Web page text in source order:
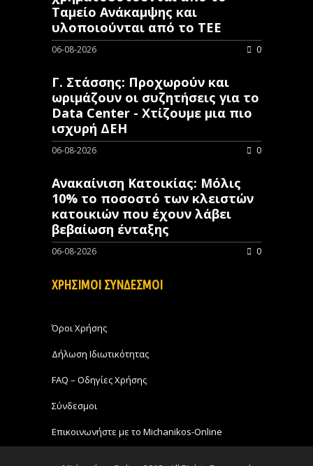
Ταμείο Ανάκαμψης και
υλοποιούνται από το ΤΕΕ
06-08-2026 0
Γ. Στάσσης: Προχωρούν και
ωριμάζουν οι συζητήσεις για το
Data Center - Χτίζουμε μια πιο
ισχυρή ΔΕΗ
06-08-2026 0
Ανακαίνιση Κατοικίας: Μόλις
10% το ποσοστό των κλειστών
κατοικιών που έχουν λάβει
βεβαίωση ένταξης
06-08-2026 0
ΧΡΗΣΙΜΟΙ ΣΥΝΔΕΣΜΟΙ
Όροι Χρήσης
Δήλωση Ιδιωτικότητας
FAQ – Οδηγίες Χρήσης
Σύνδεσμοι
Επικοινωνήστε με το Michanikos-Online